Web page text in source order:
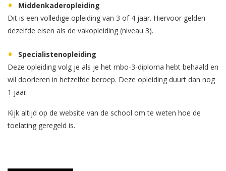
Middenkaderopleiding
Dit is een volledige opleiding van 3 of 4 jaar. Hiervoor gelden
dezelfde eisen als de vakopleiding (niveau 3).
Specialistenopleiding
Deze opleiding volg je als je het mbo-3-diploma hebt behaald en
wil doorleren in hetzelfde beroep. Deze opleiding duurt dan nog
1 jaar.
Kijk altijd op de website van de school om te weten hoe de
toelating geregeld is.